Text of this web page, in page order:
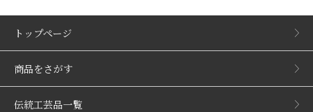
トップページ
商品をさがす
伝統工芸品一覧